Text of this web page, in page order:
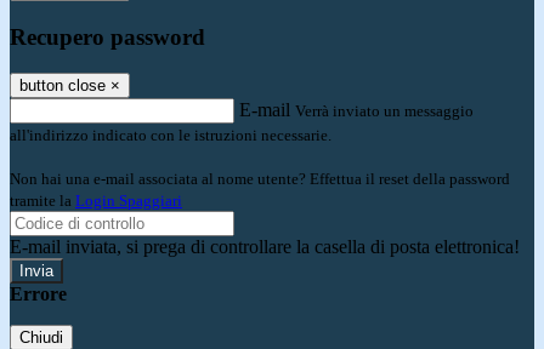
Recupero password
button close ×
E-mail Verrà inviato un messaggio
all'indirizzo indicato con le istruzioni necessarie.
Non hai una e-mail associata al nome utente? Effettua il reset della password
tramite la Login Spaggiari
E-mail inviata, si prega di controllare la casella di posta elettronica!
Errore
Chiudi